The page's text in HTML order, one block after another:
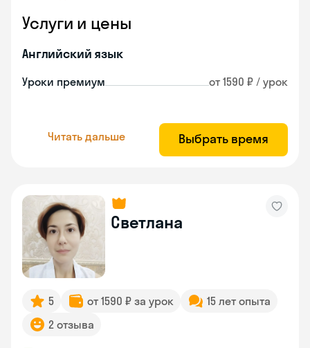
Услуги и цены
Английский язык
Уроки премиум от 1590 ₽ / урок
Читать дальше Выбрать время
Светлана
5 от 1590 ₽ за урок
15 лет опыта
2 отзыва